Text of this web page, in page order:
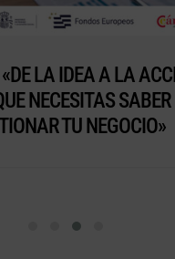
LA IDEA A LA
NECESITAS SABER
TU NEGOCIO»